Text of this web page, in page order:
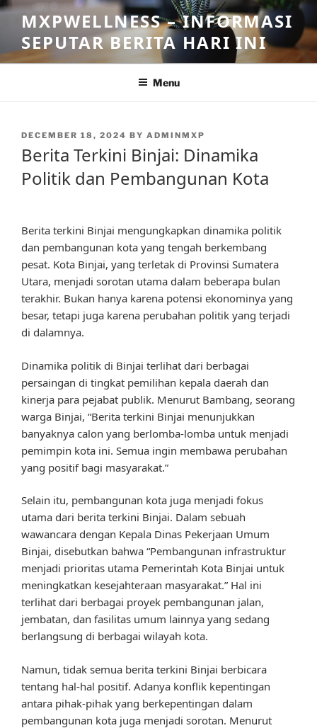
Skip
content
MXPWELLNESS – INFORMASI
SEPUTAR BERITA HARI INI
Menu
POSTED
DECEMBER 18, 2024 BY ADMINMXP
Berita Terkini Binjai: Dinamika
Politik dan Pembangunan Kota
Berita terkini Binjai mengungkapkan dinamika politik
dan pembangunan kota yang tengah berkembang
pesat. Kota Binjai, yang terletak di Provinsi Sumatera
Utara, menjadi sorotan utama dalam beberapa bulan
terakhir. Bukan hanya karena potensi ekonominya yang
besar, tetapi juga karena perubahan politik yang terjadi
di dalamnya.
Dinamika politik di Binjai terlihat dari berbagai
persaingan di tingkat pemilihan kepala daerah dan
kinerja para pejabat publik. Menurut Bambang, seorang
warga Binjai, “Berita terkini Binjai menunjukkan
banyaknya calon yang berlomba-lomba untuk menjadi
pemimpin kota ini. Semua ingin membawa perubahan
yang positif bagi masyarakat.”
Selain itu, pembangunan kota juga menjadi fokus
utama dari berita terkini Binjai. Dalam sebuah
wawancara dengan Kepala Dinas Pekerjaan Umum
Binjai, disebutkan bahwa “Pembangunan infrastruktur
menjadi prioritas utama Pemerintah Kota Binjai untuk
meningkatkan kesejahteraan masyarakat.” Hal ini
terlihat dari berbagai proyek pembangunan jalan,
jembatan, dan fasilitas umum lainnya yang sedang
berlangsung di berbagai wilayah kota.
Namun, tidak semua berita terkini Binjai berbicara
tentang hal-hal positif. Adanya konflik kepentingan
antara pihak-pihak yang berkepentingan dalam
pembangunan kota juga menjadi sorotan. Menurut